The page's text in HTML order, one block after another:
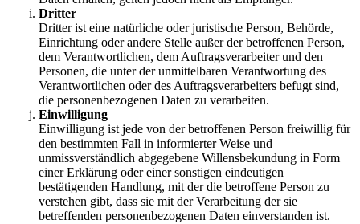
Dritter
Dritter ist eine natürliche oder juristische Person, Behörde,
Einrichtung oder andere Stelle außer der betroffenen Person,
dem Verantwortlichen, dem Auftragsverarbeiter und den
Personen, die unter der unmittelbaren Verantwortung des
Verantwortlichen oder des Auftragsverarbeiters befugt sind,
die personenbezogenen Daten zu verarbeiten.
Einwilligung
Einwilligung ist jede von der betroffenen Person freiwillig für
den bestimmten Fall in informierter Weise und
unmissverständlich abgegebene Willensbekundung in Form
einer Erklärung oder einer sonstigen eindeutigen
bestätigenden Handlung, mit der die betroffene Person zu
verstehen gibt, dass sie mit der Verarbeitung der sie
betreffenden personenbezogenen Daten einverstanden ist.